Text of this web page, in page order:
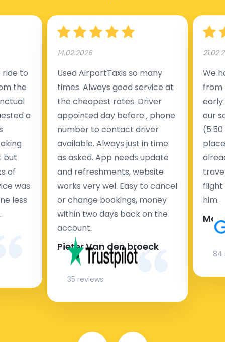
to
the
a
but
of
was
less
14.02.2026
Used AirportTaxis so many
times. Always good service at
the cheapest rates. Driver
appointed day before , phone
number to contact driver
available. Always just in time
as asked. App needs update
and refreshments, website
works very wel. Easy to cancel
or change bookings, money
within two days back on the
account.
Pieter Van den broeck
35 reviews
We
from
early
our
flight
him.
84